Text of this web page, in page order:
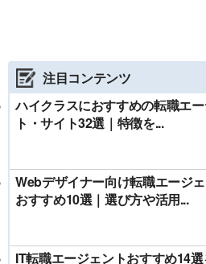
注目コンテンツ
ハイクラスにおすすめの転職エ
ト・サイト32選｜特徴を...
Webデザイナー向け転職エージ
おすすめ10選｜選び方や活用...
IT転職エージェントおすすめ14